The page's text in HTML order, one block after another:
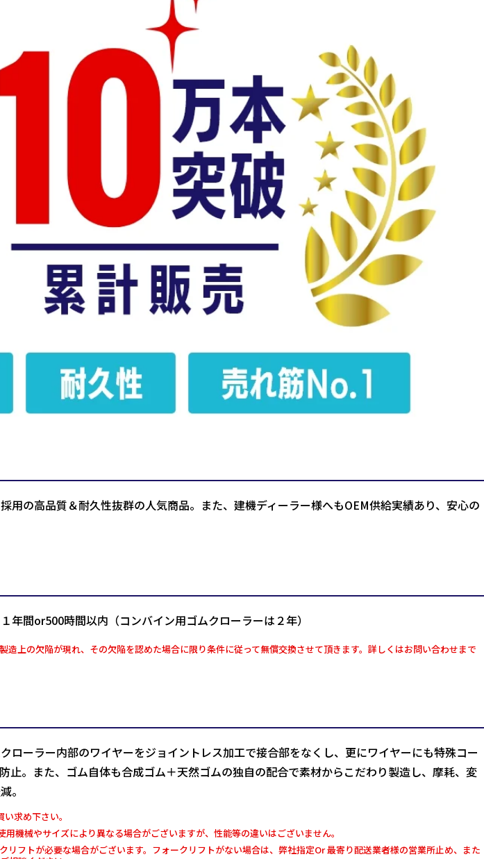
用の高品質＆耐久性抜群の人気商品。また、建機ディーラー様へもOEM供給実績あり、安心の
間or500時間以内（コンバイン用ゴムクローラーは２年）
造上の欠陥が現れ、その欠陥を認めた場合に限り条件に従って無償交換させて頂きます。詳しくはお問い合わせまで
ローラー内部のワイヤーをジョイントレス加工で接合部をなくし、更にワイヤーにも特殊コー
止。また、ゴム自体も合成ゴム＋天然ゴムの独自の配合で素材からこだわり製造し、摩耗、変
。
求め下さい。
機械やサイズにより異なる場合がございますが、性能等の違いはございません。
リフトが必要な場合がございます。フォークリフトがない場合は、弊社指定Or 最寄り配送業者様の営業所止め、また